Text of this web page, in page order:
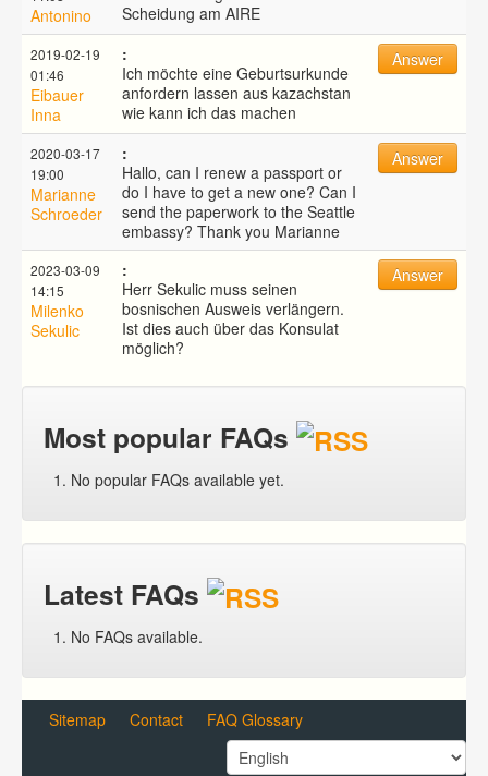
Antonino
Scheidung am AIRE
2019-02-19
01:46
Eibauer
Inna
:
Ich möchte eine Geburtsurkunde
anfordern lassen aus kazachstan
wie kann ich das machen
Answer
2020-03-17
19:00
Marianne
Schroeder
:
Hallo, can I renew a passport or
do I have to get a new one? Can I
send the paperwork to the Seattle
embassy? Thank you Marianne
Answer
2023-03-09
14:15
Milenko
Sekulic
:
Herr Sekulic muss seinen
bosnischen Ausweis verlängern.
Ist dies auch über das Konsulat
möglich?
Answer
Most popular FAQs
No popular FAQs available yet.
Latest FAQs
No FAQs available.
Sitemap Contact FAQ Glossary